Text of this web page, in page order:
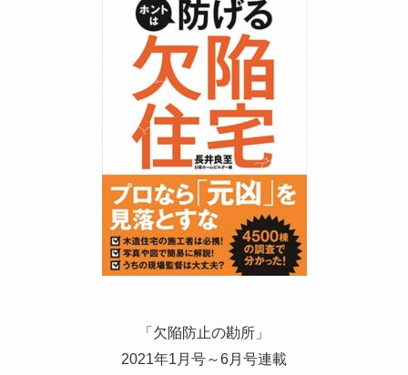
「欠陥防止の勘所」
2021年1月号～6月号連載